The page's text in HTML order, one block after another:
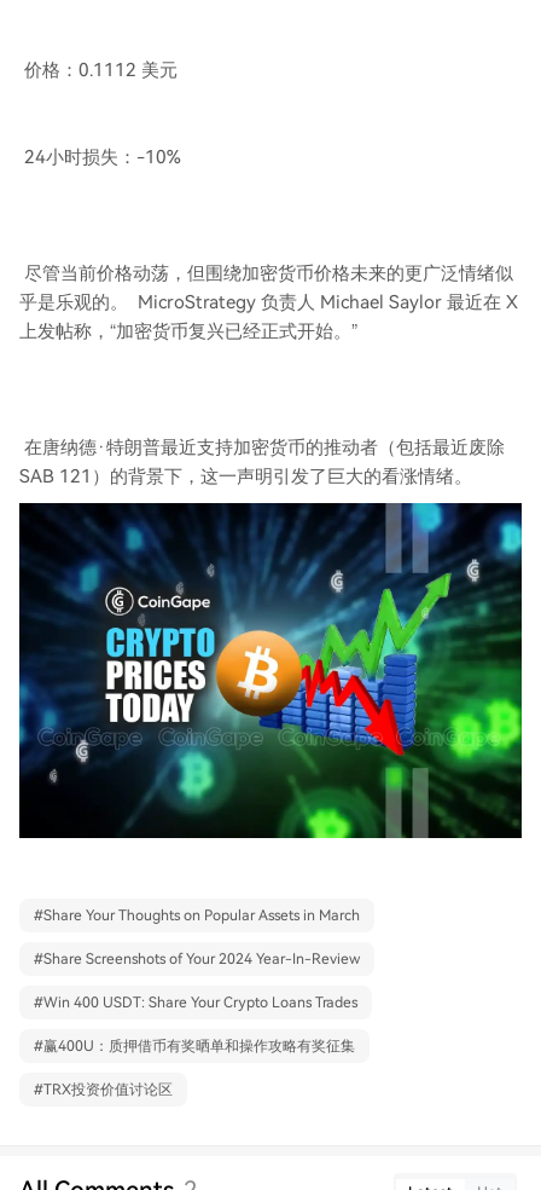
价格：0.1112 美元
24小时损失：-10%
尽管当前价格动荡，但围绕加密货币价格未来的更广泛情绪似
乎是乐观的。 MicroStrategy 负责人 Michael Saylor 最近在 X
上发帖称，“加密货币复兴已经正式开始。”
在唐纳德·特朗普最近支持加密货币的推动者（包括最近废除
SAB 121）的背景下，这一声明引发了巨大的看涨情绪。
#Share Your Thoughts on Popular Assets in March
#Share Screenshots of Your 2024 Year-In-Review
#Win 400 USDT: Share Your Crypto Loans Trades
#赢400U：质押借币有奖晒单和操作攻略有奖征集
#TRX投资价值讨论区